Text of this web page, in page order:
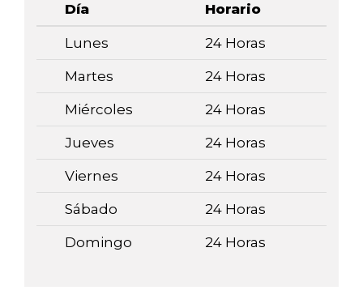
Día Horario
Lunes 24 Horas
Martes 24 Horas
Miércoles 24 Horas
Jueves 24 Horas
Viernes 24 Horas
Sábado 24 Horas
Domingo 24 Horas